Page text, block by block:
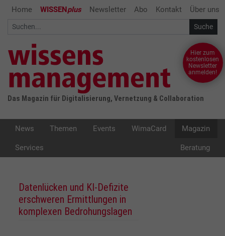
Home WISSENplus Newsletter Abo Kontakt Über uns
Das Magazin für Digitalisierung, Vernetzung & Collaboration
Hier zum
kostenlosen
Newsletter
anmelden!
News Themen Events WimaCard Magazin
Services Beratung
Datenlücken und KI-Defizite
erschweren Ermittlungen in
komplexen Bedrohungslagen